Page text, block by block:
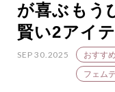
が喜ぶもう
賢い2アイ
SEP 30.2025 おすすめ
フェム